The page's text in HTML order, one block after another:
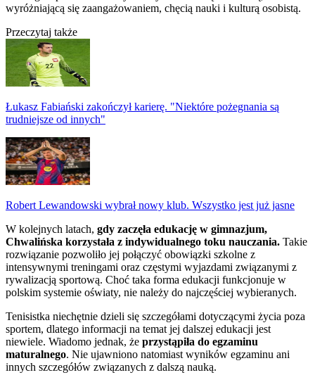
wyróżniającą się zaangażowaniem, chęcią nauki i kulturą osobistą.
Przeczytaj także
Łukasz Fabiański zakończył karierę. "Niektóre pożegnania są
trudniejsze od innych"
Robert Lewandowski wybrał nowy klub. Wszystko jest już jasne
W kolejnych latach, gdy zaczęła edukację w gimnazjum,
Chwalińska korzystała z indywidualnego toku nauczania. Takie
rozwiązanie pozwoliło jej połączyć obowiązki szkolne z
intensywnymi treningami oraz częstymi wyjazdami związanymi z
rywalizacją sportową. Choć taka forma edukacji funkcjonuje w
polskim systemie oświaty, nie należy do najczęściej wybieranych.
Tenisistka niechętnie dzieli się szczegółami dotyczącymi życia poza
sportem, dlatego informacji na temat jej dalszej edukacji jest
niewiele. Wiadomo jednak, że przystąpiła do egzaminu
maturalnego. Nie ujawniono natomiast wyników egzaminu ani
innych szczegółów związanych z dalszą nauką.